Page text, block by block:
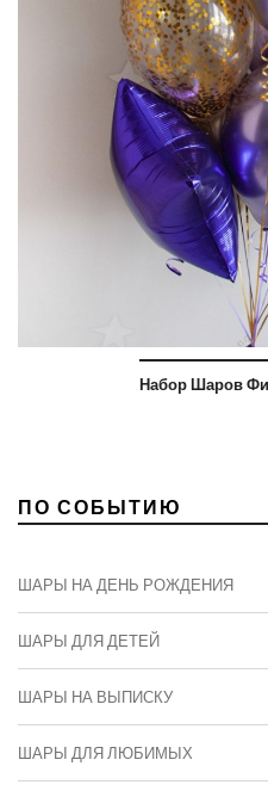
Набор Шаров
ПО СОБЫТИЮ
ШАРЫ НА ДЕНЬ РОЖДЕНИЯ
ШАРЫ ДЛЯ ДЕТЕЙ
ШАРЫ НА ВЫПИСКУ
ШАРЫ ДЛЯ ЛЮБИМЫХ